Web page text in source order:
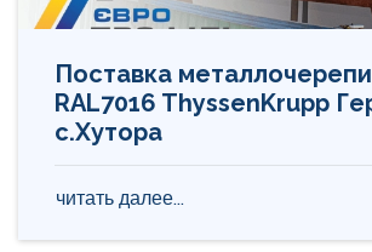
Поставка
RAL7016 ThyssenKrupp
с.Хутора
читать далее...